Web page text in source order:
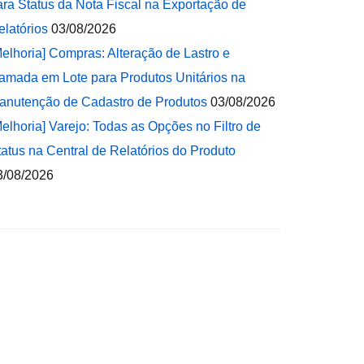
Status da Nota Fiscal na Exportação de
03/08/2026
Compras: Alteração de Lastro e
em Lote para Produtos Unitários na
de Cadastro de Produtos 03/08/2026
Varejo: Todas as Opções no Filtro de
na Central de Relatórios do Produto
08/2026